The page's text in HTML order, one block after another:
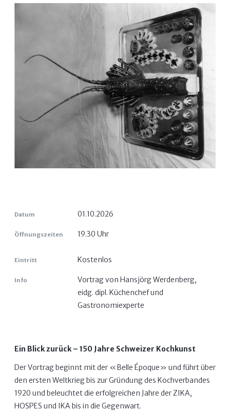
Datum 01.10.2026
Öffnungszeiten 19.30 Uhr
Eintritt Kostenlos
Info
Vortrag von Hansjörg Werdenberg,
eidg. dipl. Küchenchef und
Gastronomiexperte
Ein Blick zurück – 150 Jahre Schweizer Kochkunst
Der Vortrag beginnt mit der «Belle Époque» und führt über
den ersten Weltkrieg bis zur Gründung des Kochverbandes
1920 und beleuchtet die erfolgreichen Jahre der ZIKA,
HOSPES und IKA bis in die Gegenwart.